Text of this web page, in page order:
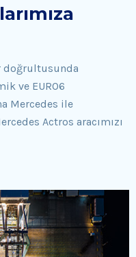
doğrultusunda
ve EURO6
Mercedes ile
Actros aracımızı